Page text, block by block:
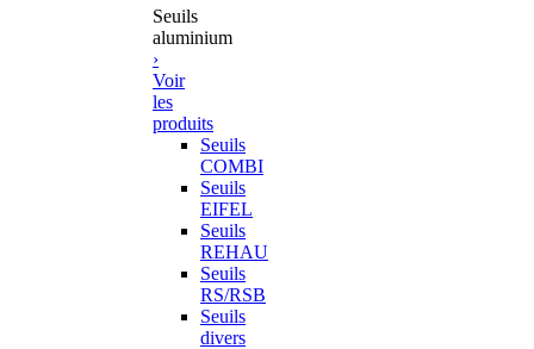
Seuils
aluminium
›
Voir
les
produits
Seuils
COMBI
Seuils
EIFEL
Seuils
REHAU
Seuils
RS/RSB
Seuils
divers